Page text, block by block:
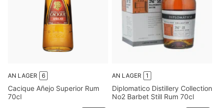
AN LAGER 6
Cacique Añejo Superior Rum
70cl
AN LAGER 1
Diplomatico Distillery Collection
No2 Barbet Still Rum 70cl